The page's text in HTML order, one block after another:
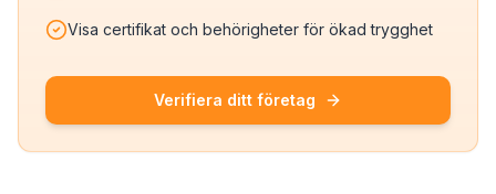
Visa certifikat och behörigheter för ökad trygghet
Verifiera ditt företag